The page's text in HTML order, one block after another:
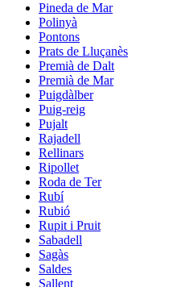
Pineda de Mar
Polinyà
Pontons
Prats de Lluçanès
Premià de Dalt
Premià de Mar
Puigdàlber
Puig-reig
Pujalt
Rajadell
Rellinars
Ripollet
Roda de Ter
Rubí
Rubió
Rupit i Pruit
Sabadell
Sagàs
Saldes
Sallent